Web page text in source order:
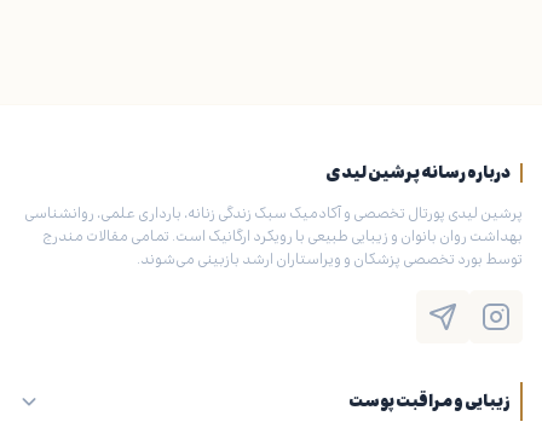
درباره رسانه پرشین لیدی
پرشین لیدی پورتال تخصصی و آکادمیک سبک زندگی زنانه، بارداری علمی، روانشناسی
بهداشت روان بانوان و زیبایی طبیعی با رویکرد ارگانیک است. تمامی مقالات مندرج
توسط بورد تخصصی پزشکان و ویراستاران ارشد بازبینی می‌شوند.
زیبایی و مراقبت پوست